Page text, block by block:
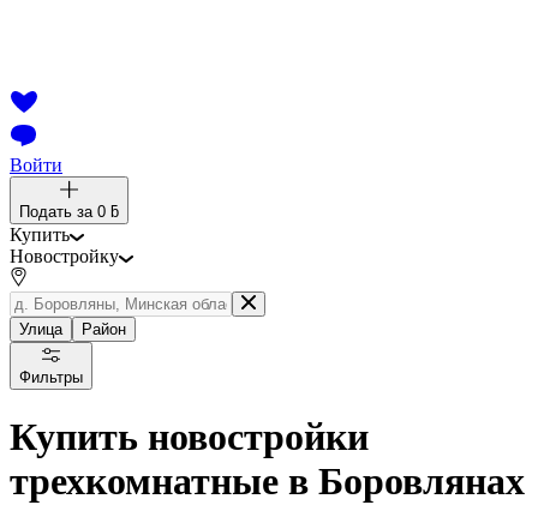
Войти
Подать за 0 ƃ
Купить
Новостройку
Улица Район
Фильтры
Купить новостройки
трехкомнатные в Боровлянах